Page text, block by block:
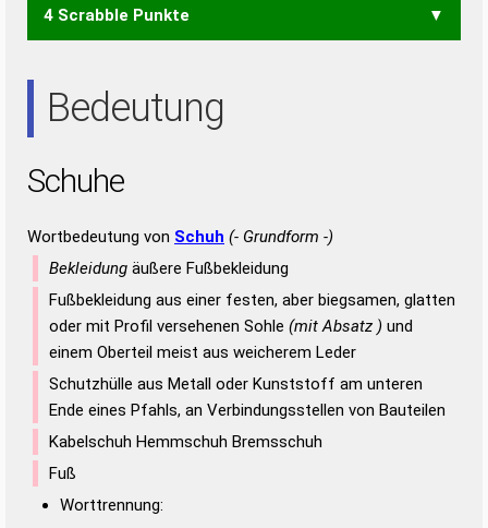
HEUS
4 Scrabble Punkte
Bedeutung
Schuhe
Wortbedeutung von Schuh (- Grundform -)
Bekleidung äußere Fußbekleidung
Fußbekleidung aus einer festen, aber biegsamen, glatten
oder mit Profil versehenen Sohle (mit Absatz ) und
einem Oberteil meist aus weicherem Leder
Schutzhülle aus Metall oder Kunststoff am unteren
Ende eines Pfahls, an Verbindungsstellen von Bauteilen
Kabelschuh Hemmschuh Bremsschuh
Fuß
Worttrennung: